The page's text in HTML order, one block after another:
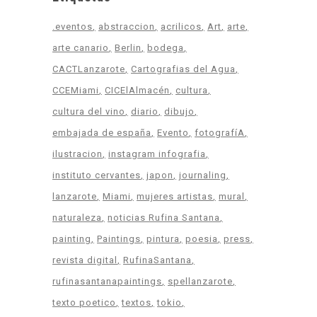
.eventos abstraccion acrilicos Art
arte
arte canario
Berlin
bodega
CACTLanzarote
Cartografias del Agua
CCEMiami
CICElAlmacén
cultura
cultura del vino
diario
dibujo
embajada de españa
Evento
fotografíA
ilustracion
instagram infografia
instituto cervantes japon
journaling
lanzarote Miami mujeres artistas mural
naturaleza
noticias Rufina Santana
painting
Paintings pintura poesia
press
revista digital
RufinaSantana
rufinasantanapaintings
spellanzarote
texto poetico
textos tokio